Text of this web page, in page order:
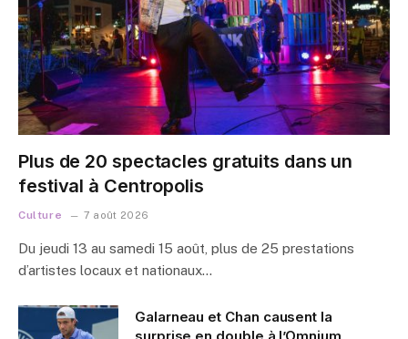
Plus de 20 spectacles gratuits dans un
festival à Centropolis
Culture 7 août 2026
Du jeudi 13 au samedi 15 août, plus de 25 prestations
d’artistes locaux et nationaux…
Galarneau et Chan causent la